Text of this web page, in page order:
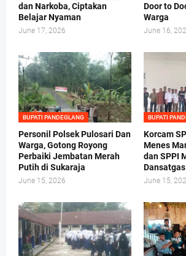
dan Narkoba, Ciptakan
Belajar Nyaman
June 17, 2026
Door to
Warga
June 16,
BUPATI PANDEGLANG
Personil Polsek Pulosari Dan
Warga, Gotong Royong
Perbaiki Jembatan Merah
Putih di Sukaraja
June 15, 2026
BUPATI
Korcam
Menes
dan SPPI
June 15,